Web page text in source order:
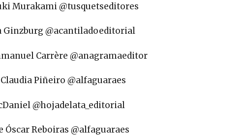
Murakami @tusquetseditores
Ginzburg @acantiladoeditorial
Carrère @anagramaeditor
Piñeiro @alfaguaraes
@hojadelata_editorial
Óscar Reboiras @alfaguaraes